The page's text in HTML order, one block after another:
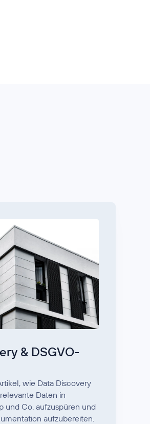
& DSGVO-
wie Data Discovery
Daten in
und Co. aufzuspüren und
aufzubereiten.